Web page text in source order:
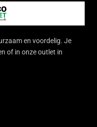
en voordelig. Je
of in onze outlet in